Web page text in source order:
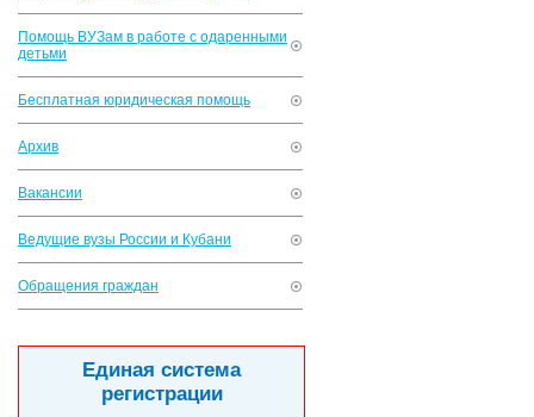
Помощь ВУЗам в работе с одаренными
детьми
Бесплатная юридическая помощь
Архив
Вакансии
Ведущие вузы России и Кубани
Обращения граждан
Единая система
регистрации